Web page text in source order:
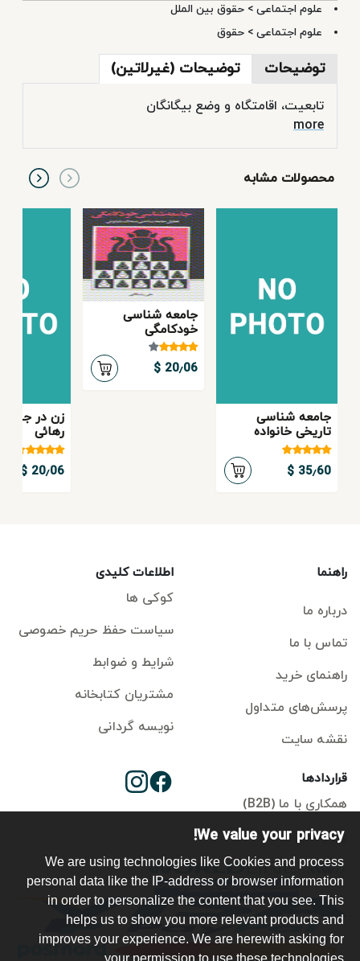
علوم اجتماعی > حقوق بین الملل
علوم اجتماعی > حقوق
توضیحات توضیحات (غیرلاتین)
تابعيت، اقامتگاه و وضع بيگانگان
more
محصولات مشابه
جامعه شناسی
تاریخی خانواده
35٫60 $
جامعه شناسی
خودكامگی
20٫06 $
زن در
رهائی
20٫06 $
راهنما
درباره ما
تماس با ما
راهنمای خرید
پرسش‌های متداول
نقشه سایت
اطلاعات کلیدی
کوکی ها
سیاست حفظ حریم خصوصی
شرایط و ضوابط
مشتریان کتابخانه
نویسه گردانی
قراردادها
همکاری با ما (B2B)
ورود ناشر
We value your privacy!
We are using technologies like Cookies and process
personal data like the IP-address or browser information
in order to personalize the content that you see. This
helps us to show you more relevant products and
improves your experience. We are herewith asking for
your permission to use these technologies.